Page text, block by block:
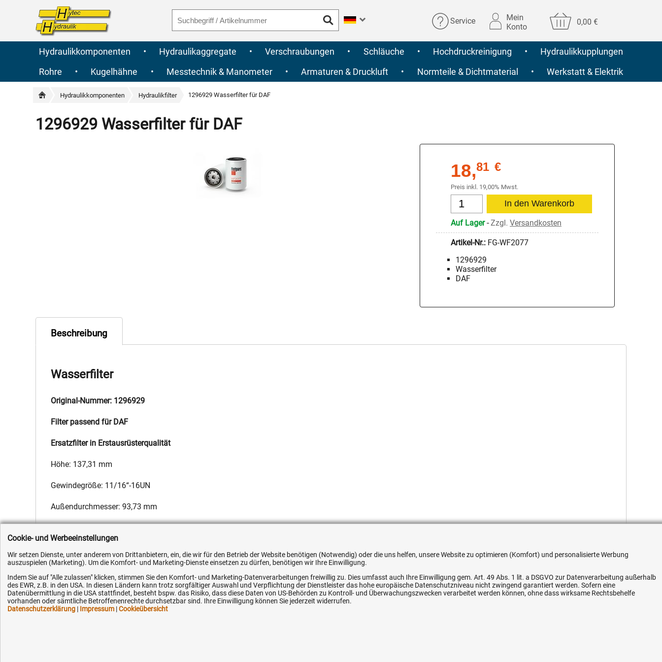
Service
Mein
Konto
0,00 €
Hydraulikkomponenten • Hydraulikaggregate • Verschraubungen • Schläuche • Hochdruckreinigung •
Hydraulikkupplungen
Rohre
• Kugelhähne • Messtechnik & Manometer • Armaturen & Druckluft • Normteile & Dichtmaterial • Werkstatt & Elektrik
Hydraulikkomponenten Hydraulikfilter 1296929 Wasserfilter für DAF
1296929 Wasserfilter für DAF
18,81 €
Preis inkl. 19,00% Mwst.
Auf Lager-Zzgl. Versandkosten
Artikel-Nr.: FG-WF2077
1296929
Wasserfilter
DAF
Beschreibung
Wasserfilter
Original-Nummer: 1296929
Filter passend für DAF
Ersatzfilter in Erstausrüsterqualität
Höhe: 137,31 mm
Gewindegröße: 11/16“-16UN
Außendurchmesser: 93,73 mm
Hersteller: Fleetguard,Hersteller-Nr.: 1296929,EAN: 4051354605935
Kundenhotline (Festnetz):
+49 (0) 5351 - 523 520
Hilfe & Service Ihre Hytec-Hydraulik Vorteile Flexible Zahlung
Cookie- und Werbeeinstellungen
Wir setzen Dienste, unter anderem von Drittanbietern, ein, die wir für den Betrieb der Website benötigen (Notwendig) oder die uns helfen, unsere Website zu optimieren (Komfort) und personalisierte Werbung
auszuspielen (Marketing). Um die Komfort- und Marketing-Dienste einsetzen zu dürfen, benötigen wir Ihre Einwilligung.
Indem Sie auf "Alle zulassen" klicken, stimmen Sie den Komfort- und Marketing-Datenverarbeitungen freiwillig zu. Dies umfasst auch Ihre Einwilligung gem. Art. 49 Abs. 1 lit. a DSGVO zur Datenverarbeitung außerhalb
des EWR, z.B. in den USA. In diesen Ländern kann trotz sorgfältiger Auswahl und Verpflichtung der Dienstleister das hohe europäische Datenschutzniveau nicht zwingend garantiert werden. Sofern eine
Datenübermittlung in die USA stattfindet, besteht bspw. das Risiko, dass diese Daten von US-Behörden zu Kontroll- und Überwachungszwecken verarbeitet werden können, ohne dass wirksame Rechtsbehelfe
vorhanden oder sämtliche Betroffenenrechte durchsetzbar sind. Ihre Einwilligung können Sie jederzeit widerrufen.
Datenschutzerklärung | Impressum |Cookieübersicht